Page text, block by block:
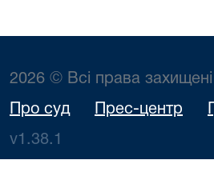
2026 © Всі права захищені
Про суд Прес-центр
v1.38.1